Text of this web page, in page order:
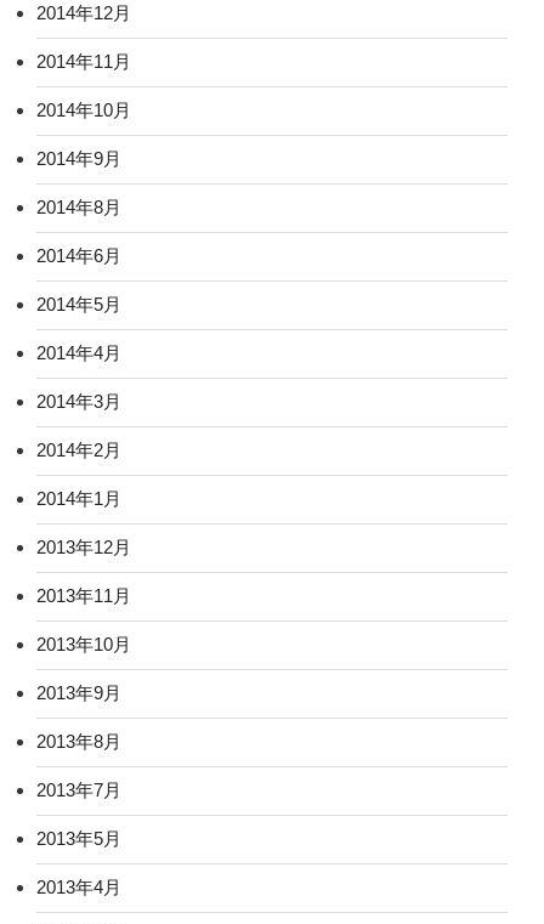
2014年12月
2014年11月
2014年10月
2014年9月
2014年8月
2014年6月
2014年5月
2014年4月
2014年3月
2014年2月
2014年1月
2013年12月
2013年11月
2013年10月
2013年9月
2013年8月
2013年7月
2013年5月
2013年4月